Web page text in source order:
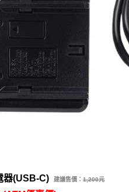
器(USB-C) 建議售價： 1,200元